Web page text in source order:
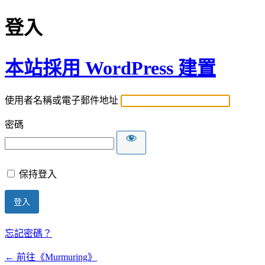
登入
本站採用 WordPress 建置
使用者名稱或電子郵件地址
密碼
保持登入
忘記密碼？
← 前往《Murmuring》